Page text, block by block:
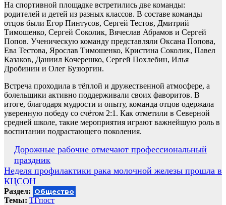
На спортивной площадке встретились две команды:
родителей и детей из разных классов. В составе команды
отцов были Егор Пинтусов, Сергей Тестов, Дмитрий
Тимошенко, Сергей Соколик, Вячеслав Абрамов и Сергей
Попов. Ученическую команду представляли Оксана Попова,
Ева Тестова, Ярослав Тимошенко, Кристина Соколик, Павел
Казаков, Даниил Кочерешко, Сергей Похлебин, Илья
Дробинин и Олег Бузюргин.
Встреча проходила в тёплой и дружественной атмосфере, а
болельщики активно поддерживали своих фаворитов. В
итоге, благодаря мудрости и опыту, команда отцов одержала
уверенную победу со счётом 2:1. Как отметили в Северной
средней школе, такие мероприятия играют важнейшую роль в
воспитании подрастающего поколения.
Навигация
по
записям
Дорожные рабочие отмечают профессиональный
праздник
Неделя профилактики рака молочной железы прошла в
КЦСОН
Раздел: Общество
Темы: ТГпост